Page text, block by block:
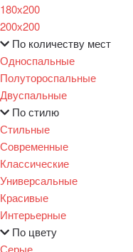
180х200
200х200
По количеству мест
Односпальные
Полутороспальные
Двуспальные
По стилю
Стильные
Современные
Классические
Универсальные
Красивые
Интерьерные
По цвету
Серые